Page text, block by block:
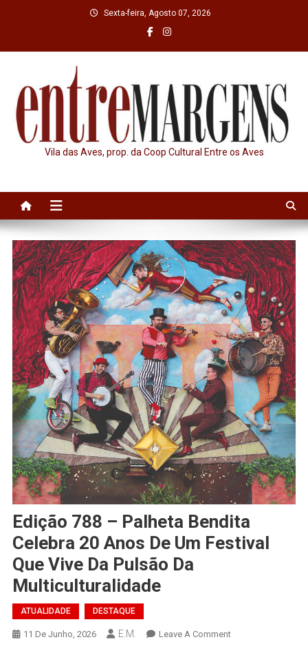
Sexta-feira, Agosto 07, 2026
Vila das Aves, prop. da Coop Cultural Entre os Aves
Edição 788 – Palheta Bendita
Celebra 20 Anos De Um Festival
Que Vive Da Pulsão Da
Multiculturalidade
ATUALIDADE DESTAQUE
11 De Junho, 2026 E.M. Leave A CommentOn